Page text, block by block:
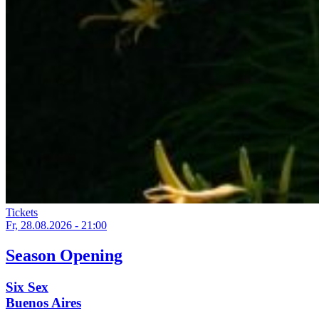
Tickets
Fr, 28.08.2026 - 21:00
Season Opening
Six Sex
Buenos Aires